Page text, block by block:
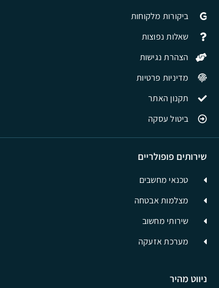
ניווט מהיר
שירותים פופולריים
טכנאי מחשבים
מצלמות אבטחה
שירותי מחשוב
מערכת אזעקה
ביקורות מלקוחות
שאלות נפוצות
הצהרת נגישות
מדיניות פרטיות
תקנון האתר
ביטול עסקה